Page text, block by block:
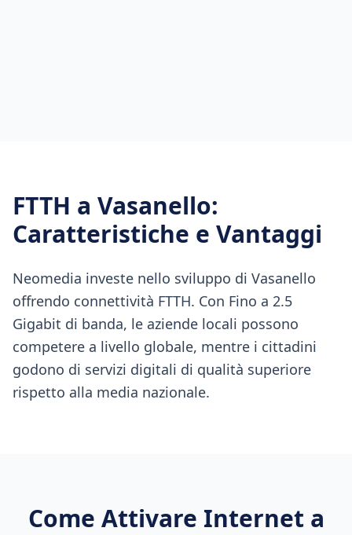
FTTH a Vasanello:
Caratteristiche e Vantaggi
Neomedia investe nello sviluppo di Vasanello
offrendo connettività FTTH. Con Fino a 2.5
Gigabit di banda, le aziende locali possono
competere a livello globale, mentre i cittadini
godono di servizi digitali di qualità superiore
rispetto alla media nazionale.
Come Attivare Internet a